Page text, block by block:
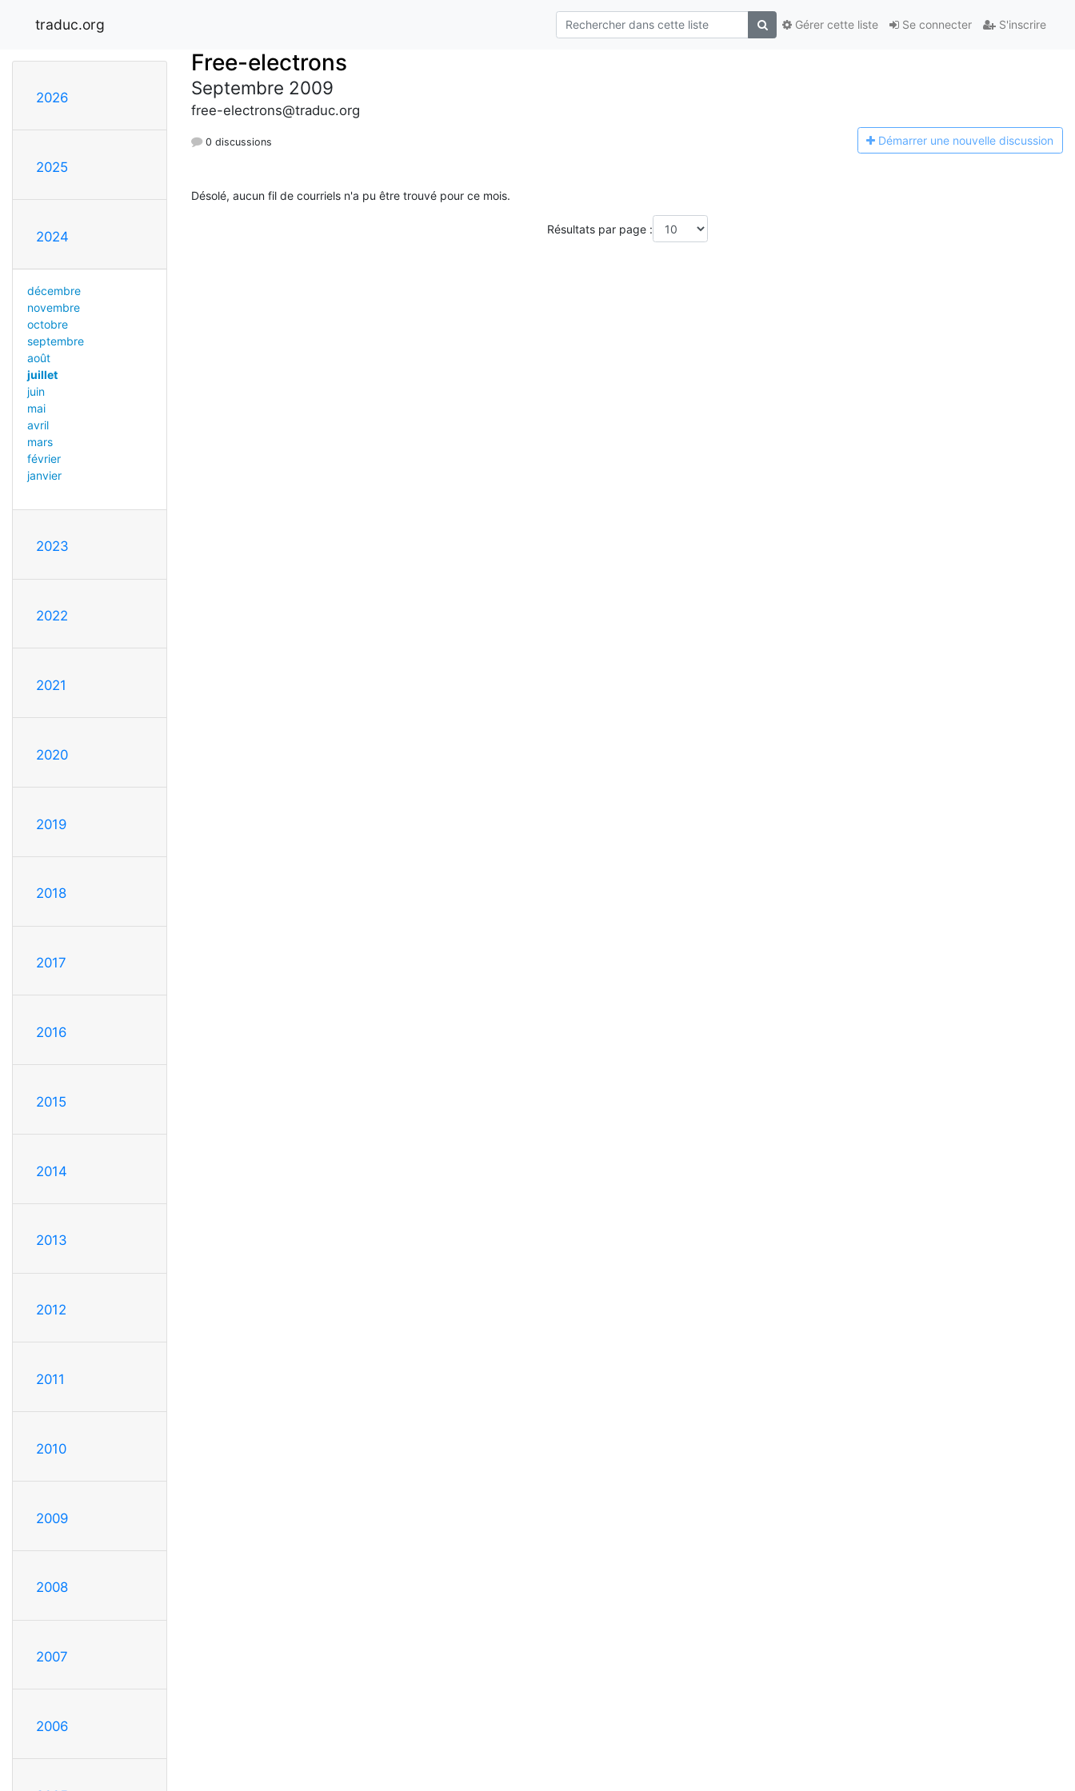
traduc.org Se connecter S'inscrire
Gérer cette liste
2026
2025
2024
décembre
novembre
octobre
septembre
août
juillet
juin
mai
avril
mars
février
janvier
2023
2022
2021
2020
2019
2018
2017
2016
2015
2014
2013
2012
2011
2010
2009
2008
2007
2006
Free-electrons
Septembre 2009
free-electrons@traduc.org
0 discussions Démarrer une nouvelle discussion
Désolé, aucun fil de courriels n'a pu être trouvé pour ce mois.
Résultats par page :